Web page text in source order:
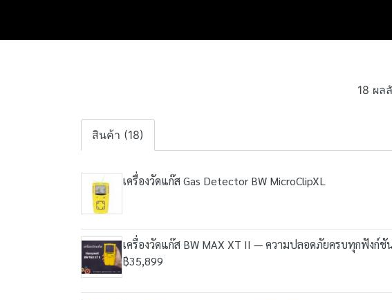
18 ผล
สินค้า (18)
เครื่องวัดแก๊ส Gas Detector BW MicroClipXL
เครื่องวัดแก๊ส BW MAX XT II — ความปลอดภัยครบทุกฟังก์ชั
฿35,899